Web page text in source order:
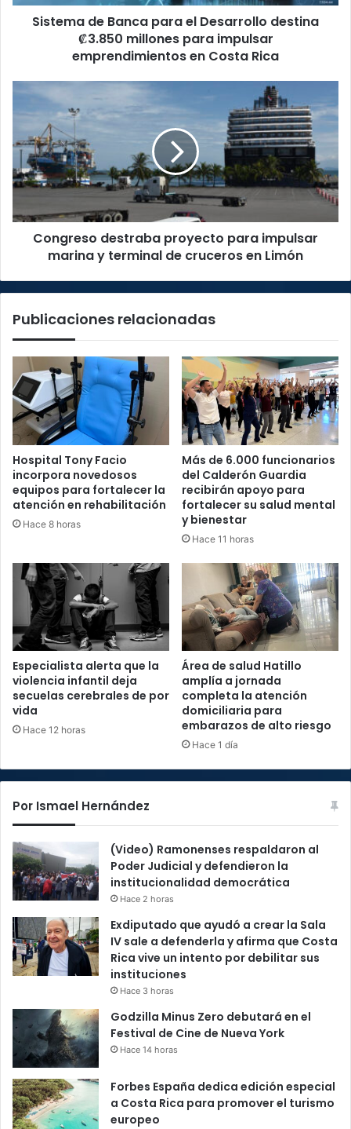
millones
emprendimientos
Sistema de Banca para el Desarrollo destina
₡3.850 millones para impulsar
emprendimientos en Costa Rica
Congreso
destraba
proyecto
para
impulsar
marina
y
de
cruceros
Congreso destraba proyecto para impulsar
marina y terminal de cruceros en Limón
Publicaciones relacionadas
Hospital Tony Facio
incorpora novedosos
equipos para fortalecer la
atención en rehabilitación
Hace 8 horas
Más de 6.000 funcionarios
del Calderón Guardia
recibirán apoyo para
fortalecer su salud mental
y bienestar
Hace 11 horas
Especialista alerta que la
violencia infantil deja
secuelas cerebrales de por
vida
Hace 12 horas
Área de salud Hatillo
amplía a jornada
completa la atención
domiciliaria para
embarazos de alto riesgo
Hace 1 día
Por Ismael Hernández
(Video) Ramonenses respaldaron al
Poder Judicial y defendieron la
institucionalidad democrática
Hace 2 horas
Exdiputado que ayudó a crear la Sala
IV sale a defenderla y afirma que Costa
Rica vive un intento por debilitar sus
instituciones
Hace 3 horas
Godzilla Minus Zero debutará en el
Festival de Cine de Nueva York
Hace 14 horas
Forbes España dedica edición especial
a Costa Rica para promover el turismo
europeo